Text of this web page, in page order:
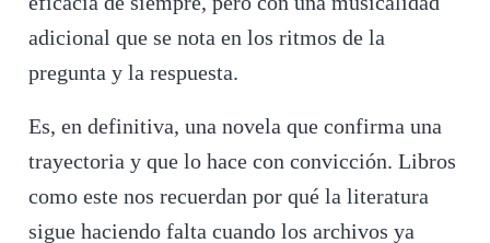
adicional que se nota en los ritmos de la
pregunta y la respuesta.
Es, en definitiva, una novela que confirma una
trayectoria y que lo hace con convicción. Libros
como este nos recuerdan por qué la literatura
sigue haciendo falta cuando los archivos ya